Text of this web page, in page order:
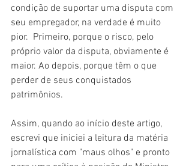
condição de suportar uma disputa com
seu empregador, na verdade é muito
pior.  Primeiro, porque o risco, pelo
próprio valor da disputa, obviamente é
maior. Ao depois, porque têm o que
perder de seus conquistados
patrimônios.
Assim, quando ao início deste artigo,
escrevi que iniciei a leitura da matéria
jornalística com "maus olhos" e pronto